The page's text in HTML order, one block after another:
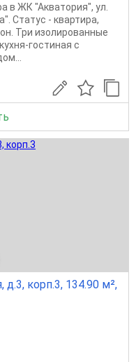
в ЖК "Акватория", ул.
Статус - квартира,
Три изолированные
гостиная с
корп.3, 134.90 м²,